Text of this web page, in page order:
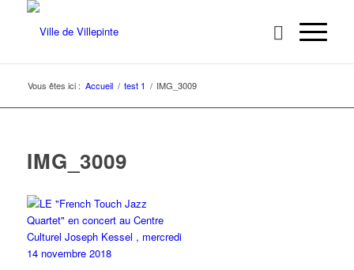
Vous êtes ici : Accueil / test 1 / IMG_3009
IMG_3009